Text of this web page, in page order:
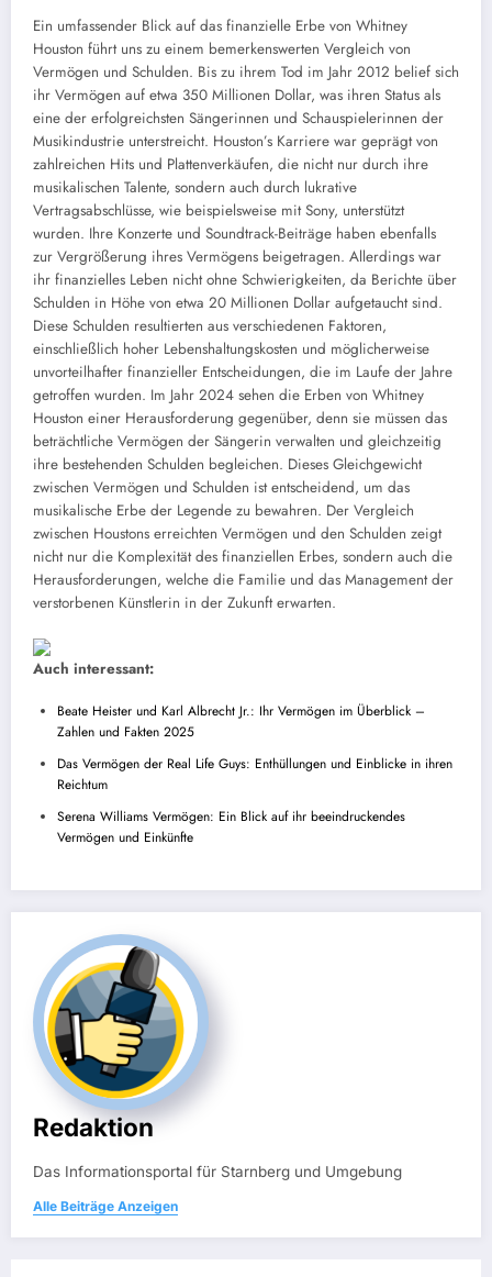
Ein umfassender Blick auf das finanzielle Erbe von Whitney
Houston führt uns zu einem bemerkenswerten Vergleich von
Vermögen und Schulden. Bis zu ihrem Tod im Jahr 2012 belief sich
ihr Vermögen auf etwa 350 Millionen Dollar, was ihren Status als
eine der erfolgreichsten Sängerinnen und Schauspielerinnen der
Musikindustrie unterstreicht. Houston’s Karriere war geprägt von
zahlreichen Hits und Plattenverkäufen, die nicht nur durch ihre
musikalischen Talente, sondern auch durch lukrative
Vertragsabschlüsse, wie beispielsweise mit Sony, unterstützt
wurden. Ihre Konzerte und Soundtrack-Beiträge haben ebenfalls
zur Vergrößerung ihres Vermögens beigetragen. Allerdings war
ihr finanzielles Leben nicht ohne Schwierigkeiten, da Berichte über
Schulden in Höhe von etwa 20 Millionen Dollar aufgetaucht sind.
Diese Schulden resultierten aus verschiedenen Faktoren,
einschließlich hoher Lebenshaltungskosten und möglicherweise
unvorteilhafter finanzieller Entscheidungen, die im Laufe der Jahre
getroffen wurden. Im Jahr 2024 sehen die Erben von Whitney
Houston einer Herausforderung gegenüber, denn sie müssen das
beträchtliche Vermögen der Sängerin verwalten und gleichzeitig
ihre bestehenden Schulden begleichen. Dieses Gleichgewicht
zwischen Vermögen und Schulden ist entscheidend, um das
musikalische Erbe der Legende zu bewahren. Der Vergleich
zwischen Houstons erreichten Vermögen und den Schulden zeigt
nicht nur die Komplexität des finanziellen Erbes, sondern auch die
Herausforderungen, welche die Familie und das Management der
verstorbenen Künstlerin in der Zukunft erwarten.
Auch interessant:
Beate Heister und Karl Albrecht Jr.: Ihr Vermögen im Überblick –
Zahlen und Fakten 2025
Das Vermögen der Real Life Guys: Enthüllungen und Einblicke in ihren
Reichtum
Serena Williams Vermögen: Ein Blick auf ihr beeindruckendes
Vermögen und Einkünfte
Redaktion
Das Informationsportal für Starnberg und Umgebung
Alle Beiträge Anzeigen